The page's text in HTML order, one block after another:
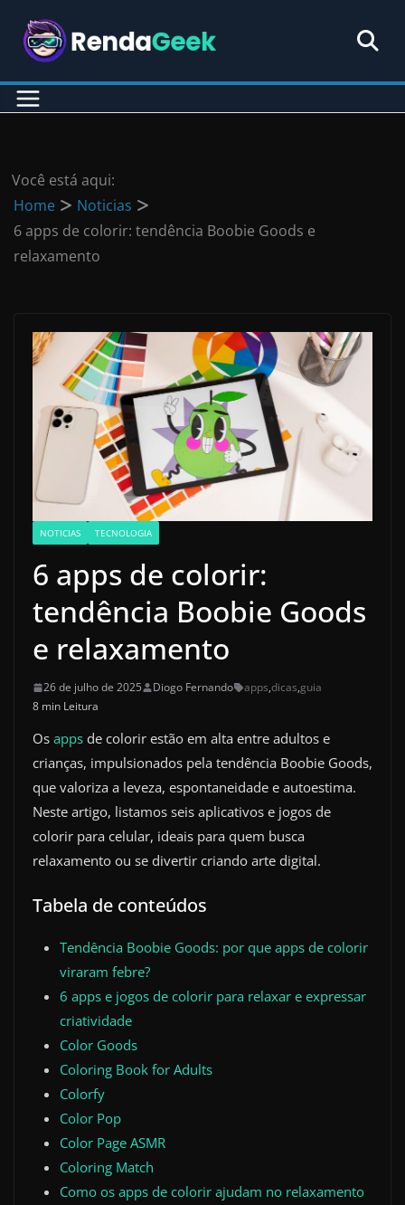
para
conteúdo
Você está aqui:
Home
Noticias
6 apps de colorir: tendência Boobie Goods e
relaxamento
NOTICIAS TECNOLOGIA
6 apps de colorir:
tendência Boobie Goods
e relaxamento
26 de julho de 2025 Diogo Fernando apps,dicas,guia
8 min Leitura
Os apps de colorir estão em alta entre adultos e
crianças, impulsionados pela tendência Boobie Goods,
que valoriza a leveza, espontaneidade e autoestima.
Neste artigo, listamos seis aplicativos e jogos de
colorir para celular, ideais para quem busca
relaxamento ou se divertir criando arte digital.
Tabela de conteúdos
Tendência Boobie Goods: por que apps de colorir
viraram febre?
6 apps e jogos de colorir para relaxar e expressar
criatividade
Color Goods
Coloring Book for Adults
Colorfy
Color Pop
Color Page ASMR
Coloring Match
Como os apps de colorir ajudam no relaxamento